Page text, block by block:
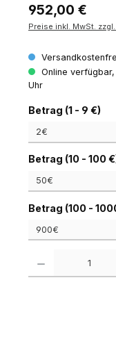
Regulärer Preis:
952,00 €
Preise inkl. MwSt.
Online
Uhr
Betrag (1 - 9 €)
Betrag (10 - 100
Betrag (100 -